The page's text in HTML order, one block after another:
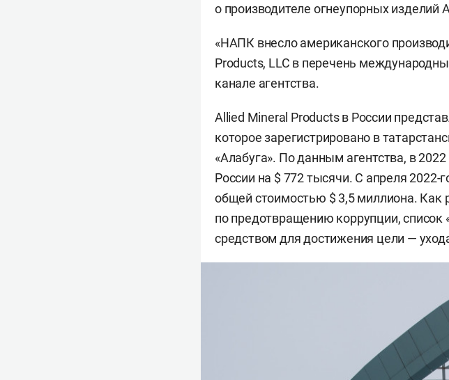
о производителе огнеупорных изделий
«НАПК внесло американского
Products, LLC в перечень
канале агентства.
Allied Mineral Products в России
которое зарегистрировано в
«Алабуга». По данным агентства, в
России на $ 772 тысячи. С апреля
общей стоимостью $ 3,5 миллиона. Как
по предотвращению коррупции,
средством для достижения цели —